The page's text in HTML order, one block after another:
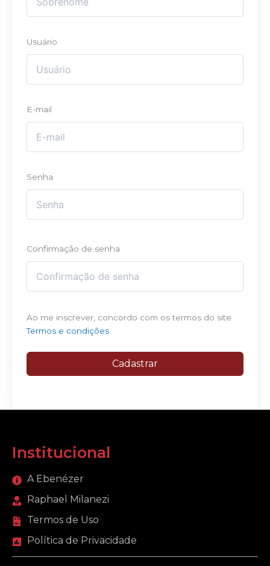
Usuário
E-mail
Senha
Confirmação de senha
Ao me inscrever, concordo com os termos do site
Termos e condições
Cadastrar
Institucional
A Ebenézer
Raphael Milanezi
Termos de Uso
Política de Privacidade